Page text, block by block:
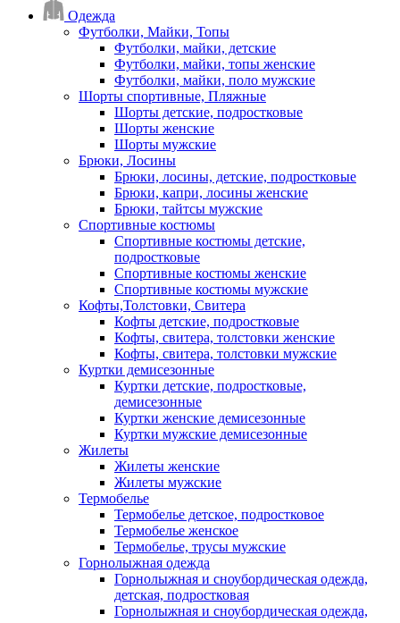
Одежда
Футболки, Майки, Топы
Футболки, майки, детские
Футболки, майки, топы женские
Футболки, майки, поло мужские
Шорты спортивные, Пляжные
Шорты детские, подростковые
Шорты женские
Шорты мужские
Брюки, Лосины
Брюки, лосины, детские, подростковые
Брюки, капри, лосины женские
Брюки, тайтсы мужские
Спортивные костюмы
Спортивные костюмы детские,
подростковые
Спортивные костюмы женские
Спортивные костюмы мужские
Кофты,Толстовки, Свитера
Кофты детские, подростковые
Кофты, свитера, толстовки женские
Кофты, свитера, толстовки мужские
Куртки демисезонные
Куртки детские, подростковые,
демисезонные
Куртки женские демисезонные
Куртки мужские демисезонные
Жилеты
Жилеты женские
Жилеты мужские
Термобелье
Термобелье детское, подростковое
Термобелье женское
Термобелье, трусы мужские
Горнолыжная одежда
Горнолыжная и сноубордическая одежда,
детская, подростковая
Горнолыжная и сноубордическая одежда,